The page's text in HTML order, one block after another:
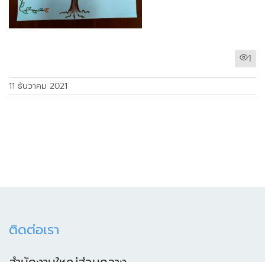
1
11 ธันวาคม 2021
ติดต่อเรา